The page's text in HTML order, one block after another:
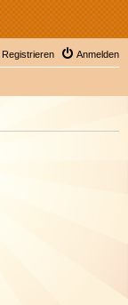
Anmelden
Registrieren